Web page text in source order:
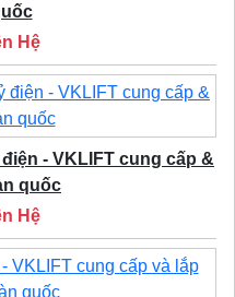
Hệ
- VKLIFT cung cấp &
quốc
Hệ